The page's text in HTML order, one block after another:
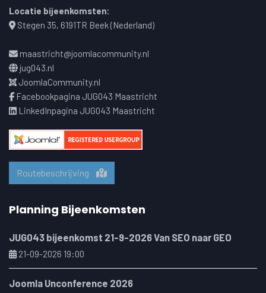
Locatie bijeenkomsten:
Stegen 35, 6191TR Beek (Nederland)
maastricht@joomlacommunity.nl
jug043.nl
JoomlaCommunity.nl
Facebookpagina JUG043 Maastricht
LinkedInpagina JUG043 Maastricht
Routebeschrijving
Planning Bijeenkomsten
JUG043 bijeenkomst 21-9-2026 Van SEO naar GEO
21-09-2026 19:00
Joomla Unconference 2026